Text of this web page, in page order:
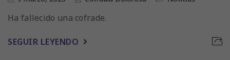
Ha fallecido una cofrade.
SEGUIR LEYENDO